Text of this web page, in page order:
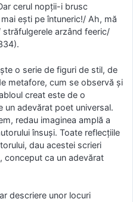
cerul nopţii-i brusc
eşti pe întuneric!/ Ah, mă
arzând feeric/
o serie de figuri de stil, de
metafore, cum se observă şi
creat este de o
un adevărat poet universal.
redau imaginea amplă a
însuşi. Toate reflecţiile
dau acestei scrieri
conceput ca un adevărat
descriere unor locuri